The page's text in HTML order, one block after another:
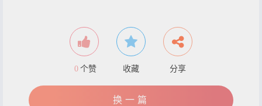
0 个赞 收藏 分享
换一篇